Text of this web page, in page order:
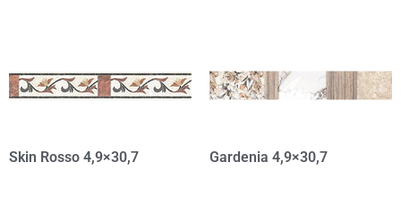
Skin Rosso 4,9×30,7 Gardenia 4,9×30,7